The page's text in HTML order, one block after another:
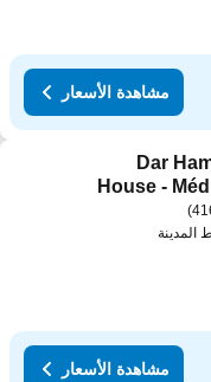
مشاهدة الأسعار
Add
Dar
House -
مشاهدة الأسعار